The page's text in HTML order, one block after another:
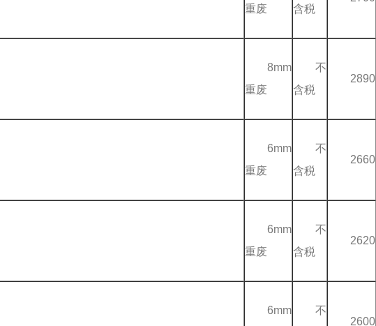
重废
含税
8mm
重废
不
含税
2890
6mm
重废
不
含税
2660
6mm
重废
不
含税
2620
6mm
不
2600